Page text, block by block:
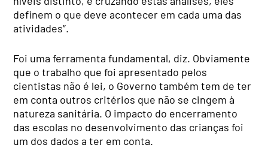
definem o que deve acontecer em cada uma das
atividades”.
Foi uma ferramenta fundamental, diz. Obviamente
que o trabalho que foi apresentado pelos
cientistas não é lei, o Governo também tem de ter
em conta outros critérios que não se cingem à
natureza sanitária. O impacto do encerramento
das escolas no desenvolvimento das crianças foi
um dos dados a ter em conta.